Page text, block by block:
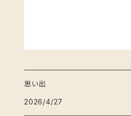
思い出
2026/4/27